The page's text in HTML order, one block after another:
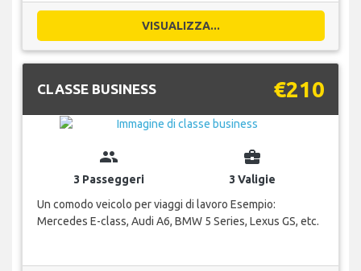
VISUALIZZA...
CLASSE BUSINESS €210
group
3 Passeggeri
business_center
3 Valigie
Un comodo veicolo per viaggi di lavoro Esempio:
Mercedes E-class, Audi A6, BMW 5 Series, Lexus GS, etc.